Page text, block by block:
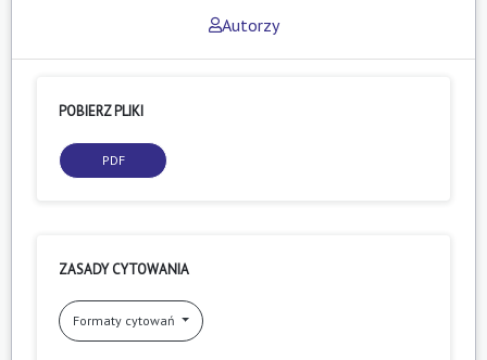
Autorzy
POBIERZ PLIKI
PDF
ZASADY CYTOWANIA
Formaty cytowań